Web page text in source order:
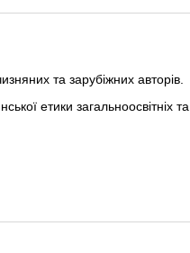
та зарубіжних авторів.
етики загальноосвітніх та